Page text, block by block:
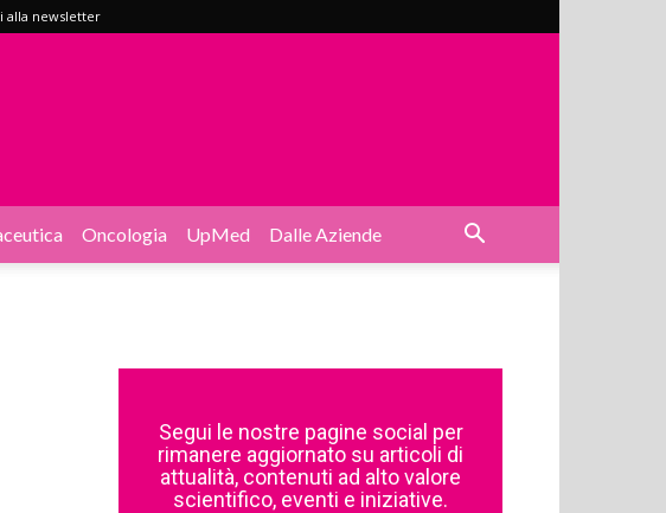
alla newsletter
Oncologia UpMed Dalle Aziende
Segui le nostre pagine social per
rimanere aggiornato su articoli di
attualità, contenuti ad alto valore
scientifico, eventi e iniziative.